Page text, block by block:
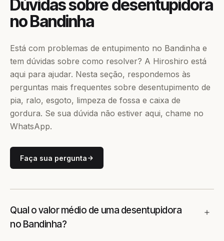
Dúvidas sobre desentupidora
no Bandinha
Está com problemas de entupimento no Bandinha e
tem dúvidas sobre como resolver? A Hiroshiro está
aqui para ajudar. Nesta seção, respondemos às
perguntas mais frequentes sobre desentupimento de
pia, ralo, esgoto, limpeza de fossa e caixa de
gordura. Se sua dúvida não estiver aqui, chame no
WhatsApp.
Faça sua pergunta
Qual o valor médio de uma desentupidora
no Bandinha?